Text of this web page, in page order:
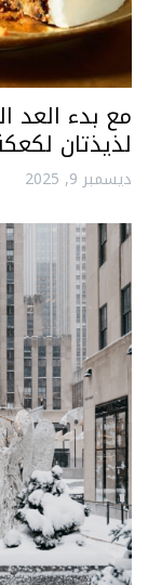
لذيذتان
ديسمبر 9, 2025